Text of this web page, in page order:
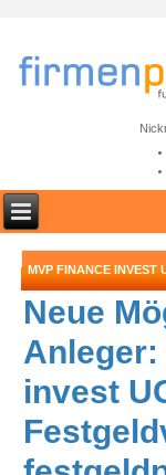
MVP FINANCE INVEST
Neue
Anleger:
invest